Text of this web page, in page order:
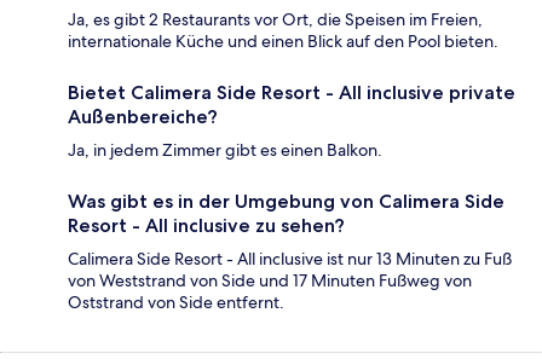
Ja, es gibt 2 Restaurants vor Ort, die Speisen im Freien,
internationale Küche und einen Blick auf den Pool bieten.
Bietet Calimera Side Resort - All inclusive private
Außenbereiche?
Ja, in jedem Zimmer gibt es einen Balkon.
Was gibt es in der Umgebung von Calimera Side
Resort - All inclusive zu sehen?
Calimera Side Resort - All inclusive ist nur 13 Minuten zu Fuß
von Weststrand von Side und 17 Minuten Fußweg von
Oststrand von Side entfernt.